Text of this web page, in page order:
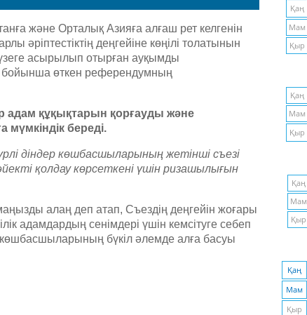
және Орталық Азияға алғаш рет келгенін
әріптестіктің деңгейіне көңілі толатынын
асырылып отырған ауқымды
бойынша өткен референдумның
құқықтарын қорғауды және
береді.
діндер көшбасшыларының жетінші съезі
қолдау көрсеткені үшін ризашылығын
алаң деп атап, Съездің деңгейін жоғары
адамдардың сенімдері үшін кемсітуге себеп
бүкіл әлемде алға басуы
Қаң
Мам
Қыр
Қаң
Мам
Қыр
Қаң
Мам
Қыр
Қаң
Мам
Қыр